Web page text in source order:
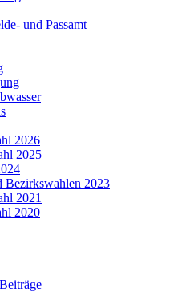
und Passamt
2026
2025
Bezirkswahlen 2023
2021
2020